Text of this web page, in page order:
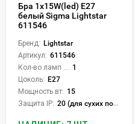
Бра 1х15W(led) E27
белый Sigma Lightstar
611546
Бренд: Lightstar
Артикул: 611546
1
Цоколь: E27
Мощность вт: 15
Защита IP: 20 (для сухих пом.)